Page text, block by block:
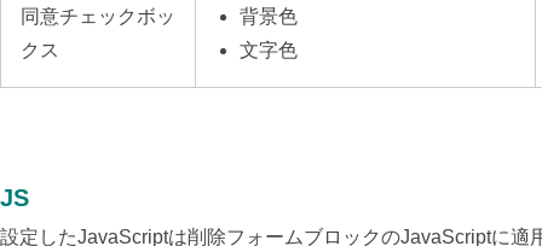
同意チェックボッ
クス
背景色
文字色
JS
設定したJavaScriptは削除フォームブロックのJavaScriptに適